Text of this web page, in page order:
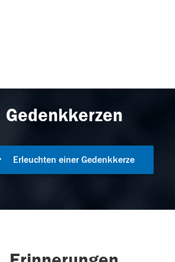
Gedenkkerzen
Erleuchten einer Gedenkkerze